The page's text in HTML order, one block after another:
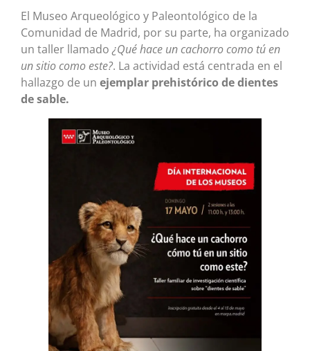
El Museo Arqueológico y Paleontológico de la
Comunidad de Madrid, por su parte, ha organizado
un taller llamado¿Qué hace un cachorro como tú en
un sitio como este?. La actividad está centrada en el
hallazgo de un ejemplar prehistórico de dientes
de sable.